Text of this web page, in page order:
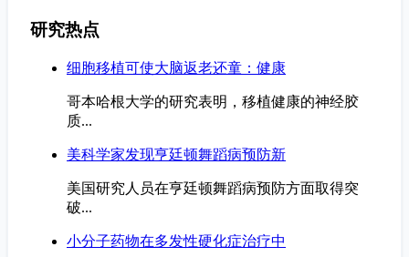
研究热点
细胞移植可使大脑返老还童：健康
哥本哈根大学的研究表明，移植健康的神经胶
质...
美科学家发现亨廷顿舞蹈病预防新
美国研究人员在亨廷顿舞蹈病预防方面取得突
破...
小分子药物在多发性硬化症治疗中